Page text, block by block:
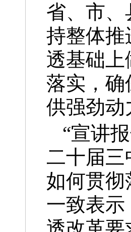
省、市
持整体推
透基础
落实，
供强劲动
“宣讲
二十届
如何贯彻
一致表